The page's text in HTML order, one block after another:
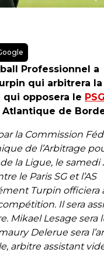
Professionnel a
qui arbitrera la
qui opposera le
Atlantique de
la Commission
de l’Arbitrage
la Ligue, le samedi
le Paris SG et l’AS
Turpin officiera
Il sera
Mikael Lesage sera
Delerue sera
arbitre assistant